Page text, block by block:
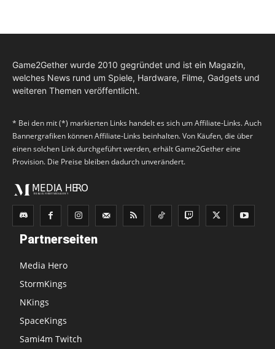
Game2Gether wurde 2010 gegründet und ist ein Magazin,
welches News rund um Spiele, Hardware, Filme, Gadgets und
weiteren Themen veröffentlicht.
* Bei den mit (*) markierten Links handelt es sich um Affiliate-Links. Auch
Bannergrafiken können Affiliate-Links beinhalten. Von Käufen, die über
einen solchen Link durchgeführt werden, erhält Game2Gether eine
Provision. Die Preise bleiben dadurch unverändert.
Partnerseiten
Media Hero
StormKings
NKings
SpaceKings
Sami4m Twitch